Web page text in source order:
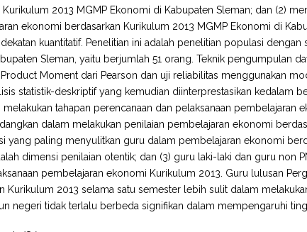
2013 MGMP Ekonomi di Kabupaten Sleman; dan (2)
ekonomi berdasarkan Kurikulum 2013 MGMP Ekonomi di
kuantitatif. Penelitian ini adalah penelitian populasi
Sleman, yaitu berjumlah 51 orang. Teknik pengumpulan
Moment dari Pearson dan uji reliabilitas menggunakan
statistik-deskriptif yang kemudian diinterprestasikan kedalam
melakukan tahapan perencanaan dan pelaksanaan
dalam melakukan penilaian pembelajaran ekonomi
yang paling menyulitkan guru dalam pembelajaran ekonomi
dimensi penilaian otentik; dan (3) guru laki-laki dan guru non
pembelajaran ekonomi Kurikulum 2013. Guru lulusan
Kurikulum 2013 selama satu semester lebih sulit dalam
negeri tidak terlalu berbeda signifikan dalam mempengaruhi